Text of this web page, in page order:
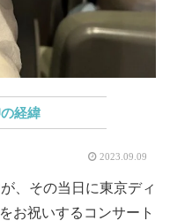
経緯
2023.09.09
、その当日に東京ディ
お祝いするコンサート